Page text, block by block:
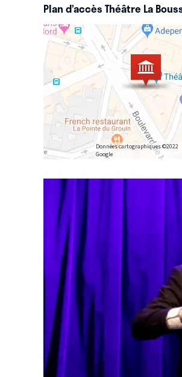
Plan d’accès Théâtre La
Données cartographiques ©2022
Google